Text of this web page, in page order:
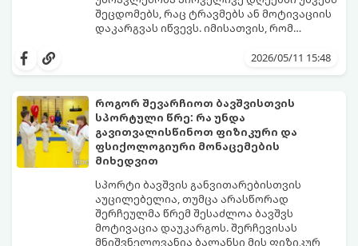
დადასტურებული გზებით დაეხმაროთ.
წარმოგიდგენთ ტესტოსტერონის
შეცდომებს, რაც ტრავმებს ან მოტივაციის
დაკარგვას იწვევს. იმისათვის, რომ
ნაწილად იქცეს, მიჰყევით ამ ინსტრუქციას:
2026/05/11 15:48
როგორ შევარჩიოთ ბავშვისთვის
სპორტული წრე: რა უნდა
გავითვალისწინოთ ფიზიკური და
ფსიქოლოგიური მონაცემების
მიხედვით
სპორტი ბავშვის განვითარებისთვის
აუცილებელია, თუმცა არასწორად
შერჩეულმა წრემ შესაძლოა ბავშვს
მოტივაცია დაუკარგოს. შერჩევისას
მნიშვნელოვანია ბალანსი მის ფიზიკურ